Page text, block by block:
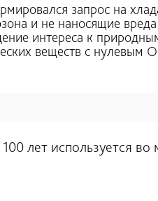
запрос на
и не наносящие
интереса к
веществ с нулевым
лет используется во